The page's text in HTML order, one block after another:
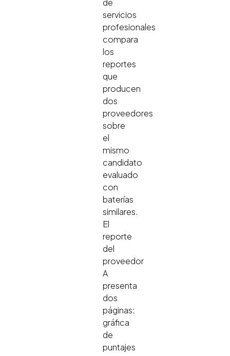
de
servicios
profesionales
compara
los
reportes
que
producen
dos
proveedores
sobre
el
mismo
candidato
evaluado
con
baterías
similares.
El
reporte
del
proveedor
A
presenta
dos
páginas:
gráfica
de
puntajes